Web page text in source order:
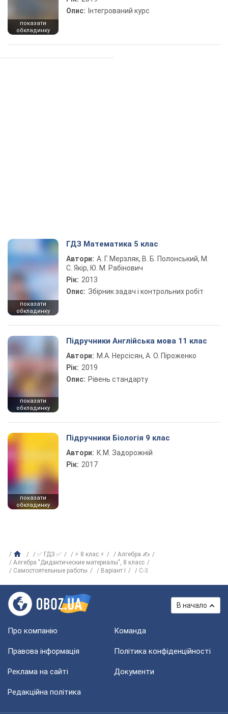
показати
обкладинку
Опис: Інтегрований курс
показати
обкладинку
ГДЗ Математика 5 клас
Автори: А. Г. Мерзляк, В. Б. Полонський, М.
С. Якір, Ю. М. Рабінович
Рік: 2013
Опис: Збірник задач і контрольних робіт
показати
обкладинку
Підручники Англійська мова 11 клас
Автори: М.А. Нерсісян, А. О. Піроженко
Рік: 2019
Опис: Рівень стандарту
показати
обкладинку
Підручники Біологія 9 клас
Автори: К.М. Задорожній
Рік: 2017
✅ ГДЗ ✅ ⚡ 8 клас ⚡
Алгебра ✍
Алгебра "Дидактические материалы", 8 класс
Самостоятельные работы
Варіант I C-3
В начало
Про компанію Команда
Правова інформація Політика конфіденційності
Реклама на сайті Документи
Редакційна політика